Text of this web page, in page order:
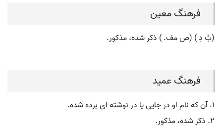
فرهنگ معین
(بُ دِ ) (ص مف. ) ذکر شده، مذکور.
فرهنگ عمید
۱. آن که نام او در جایی یا در نوشته ای برده شده.
۲. ذکر شده، مذکور.